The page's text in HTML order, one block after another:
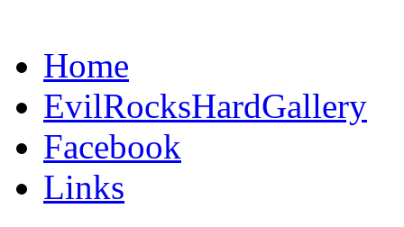
Home
EvilRocksHardGallery
Facebook
Links